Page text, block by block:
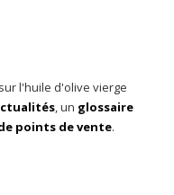
l'huile d'olive vierge
, un glossaire
points de vente.